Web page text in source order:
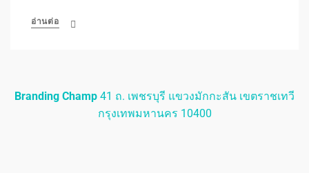
อ่านต่อ
Branding Champ 41 ถ. เพชรบุรี แขวงมักกะสัน เขตราชเทวี
กรุงเทพมหานคร 10400